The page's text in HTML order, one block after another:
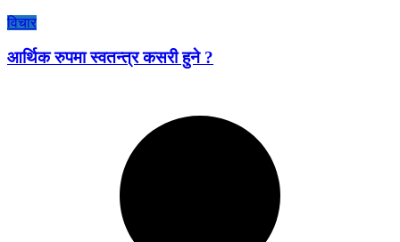
विचार
आर्थिक रुपमा स्वतन्त्र कसरी हुने ?